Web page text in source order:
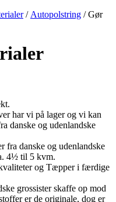
/ Autopolstring / Gør
har vi på lager og vi kan
danske og udenlandske
danske og udenlandske
4½ til 5 kvm.
og Tæpper i færdige
grossister skaffe op mod
er de originale, dog er